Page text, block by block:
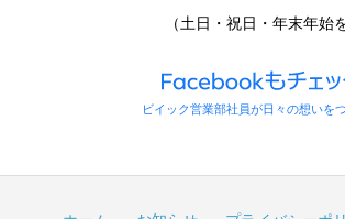
（土日・祝日・年末年始
ビイック営業部社員が日々の想いを